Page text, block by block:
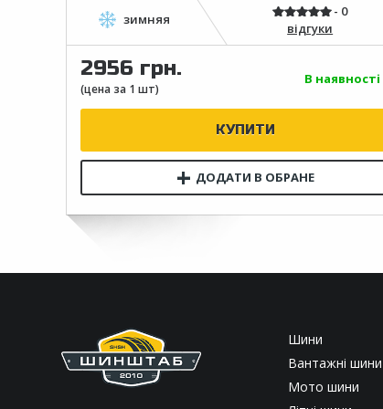
відгуки
2956 грн. В наявності
Шини
Вантажні шини
Мото шини